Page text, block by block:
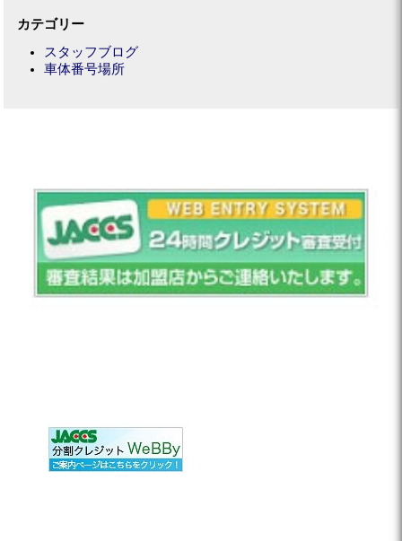
カテゴリー
スタッフブログ
車体番号場所